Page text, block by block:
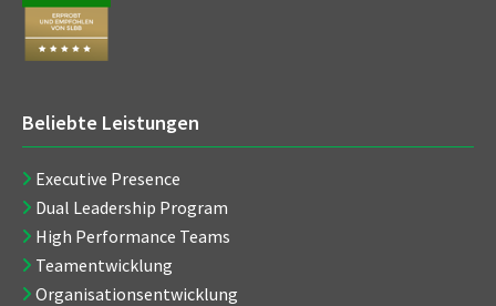
Beliebte Leistungen
Executive Presence
Dual Leadership Program
High Performance Teams
Teamentwicklung
Organisationsentwicklung